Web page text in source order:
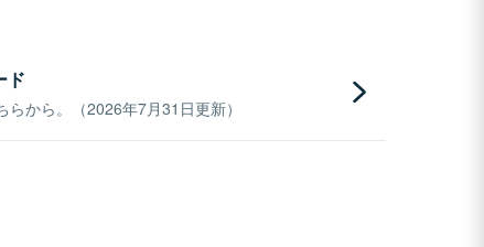
ド
から。（2026年7月31日更新）